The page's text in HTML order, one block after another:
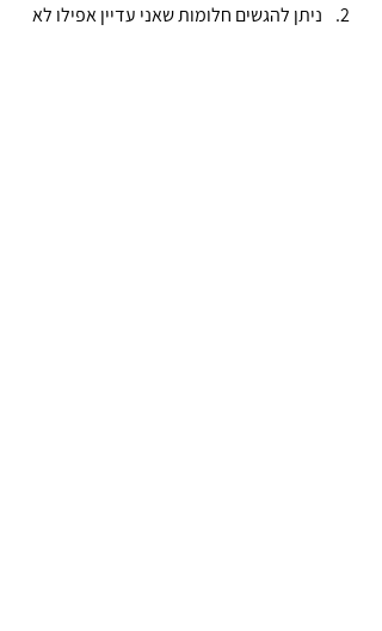
ניתן להגשים חלומות שאני עדיין אפילו לא